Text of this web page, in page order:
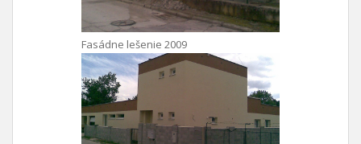
Fasádne lešenie 2009